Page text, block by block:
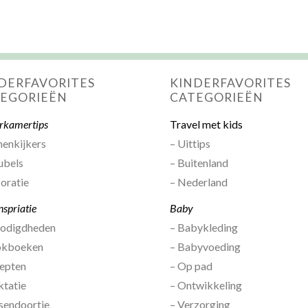
KINDERFAVORITES
CATEGORIEËN
Travel met kids
– Uittips
– Buitenland
– Nederland
Baby
– Babykleding
– Babyvoeding
– Op pad
– Ontwikkeling
– Verzorging